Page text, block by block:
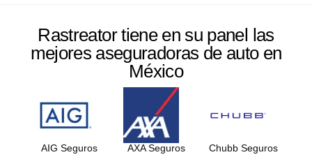
Rastreator tiene en su panel las
mejores aseguradoras de auto en
México
AIG Seguros AXA Seguros Chubb Seguros